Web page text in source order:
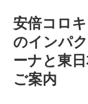
安倍コロ
のインパ
ーナと東
ご案内